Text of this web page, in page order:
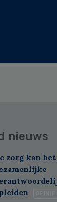
nieuws
zorg kan